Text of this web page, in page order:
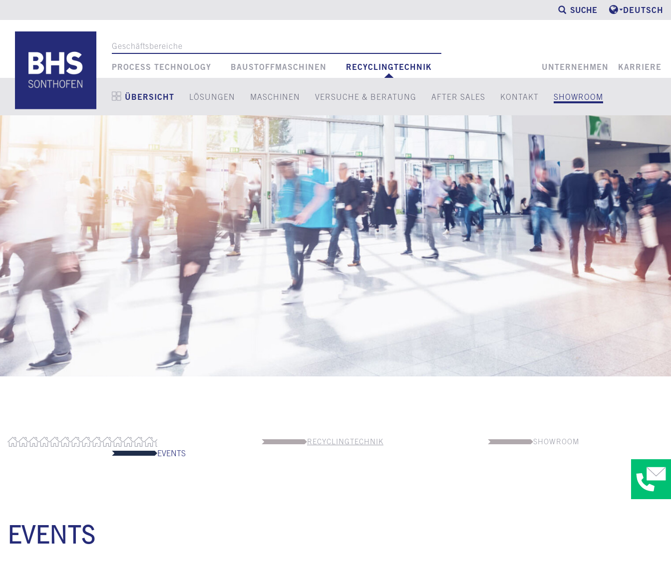
SUCHE DEUTSCH
Geschäftsbereiche
PROCESS TECHNOLOGY BAUSTOFFMASCHINEN RECYCLINGTECHNIK UNTERNEHMEN KARRIERE
ÜBERSICHT LÖSUNGEN MASCHINEN VERSUCHE & BERATUNG AFTER SALES KONTAKT SHOWROOM
RECYCLINGTECHNIK SHOWROOM
EVENTS
EVENTS